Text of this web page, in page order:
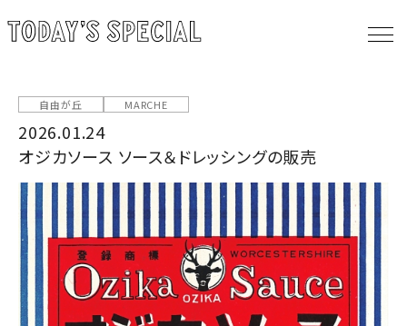
自由が丘 MARCHE
2026.01.24
オジカソース ソース＆ドレッシングの販売